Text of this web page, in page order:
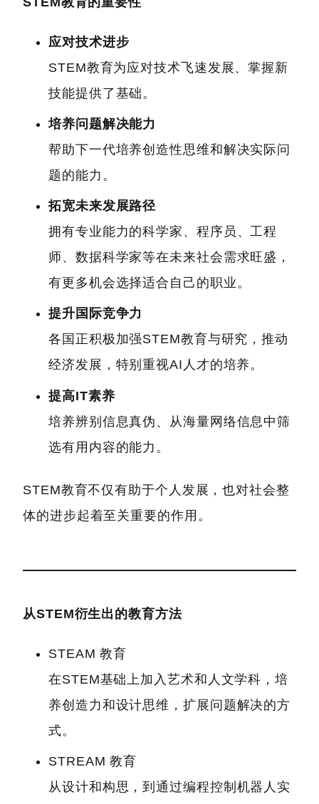
应对技术进步
STEM教育为应对技术飞速发展、掌握新
技能提供了基础。
培养问题解决能力
帮助下一代培养创造性思维和解决实际问
题的能力。
拓宽未来发展路径
拥有专业能力的科学家、程序员、工程
师、数据科学家等在未来社会需求旺盛，
有更多机会选择适合自己的职业。
提升国际竞争力
各国正积极加强STEM教育与研究，推动
经济发展，特别重视AI人才的培养。
提高IT素养
培养辨别信息真伪、从海量网络信息中筛
选有用内容的能力。
STEM教育不仅有助于个人发展，也对社会整
体的进步起着至关重要的作用。
从STEM衍生出的教育方法
STEAM 教育
在STEM基础上加入艺术和人文学科，培
养创造力和设计思维，扩展问题解决的方
式。
STREAM 教育
从设计和构思，到通过编程控制机器人实